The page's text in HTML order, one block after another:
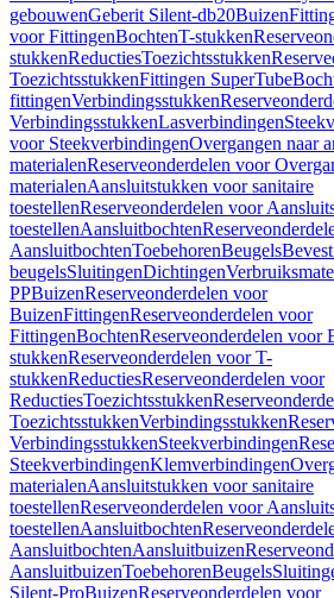
gebouwenGeberit Silent-db20Buizen
voor FittingenBochtenT-stukken
stukkenReductiesToezichtsstukken
ToezichtsstukkenFittingen SuperTube
fittingenVerbindingsstukken
VerbindingsstukkenLasverbindingen
voor SteekverbindingenOvergangen naar
materialenReserveonderdelen voor
materialenAansluitstukken voor sanitaire
toestellenReserveonderdelen voor
toestellenAansluitbochten
AansluitbochtenToebehorenBeugels
beugelsSluitingenDichtingen
PPBuizenReserveonderdelen voor
BuizenFittingenReserveonderdelen voor
FittingenBochtenReserveonderdelen voor
stukkenReserveonderdelen voor T-
stukkenReductiesReserveonderdelen voor
ReductiesToezichtsstukken
ToezichtsstukkenVerbindingsstukken
VerbindingsstukkenSteekverbindingen
SteekverbindingenKlemverbindingen
materialenAansluitstukken voor sanitaire
toestellenReserveonderdelen voor
toestellenAansluitbochten
AansluitbochtenAansluitbuizen
AansluitbuizenToebehorenBeugels
Silent-ProBuizenReserveonderdelen voor